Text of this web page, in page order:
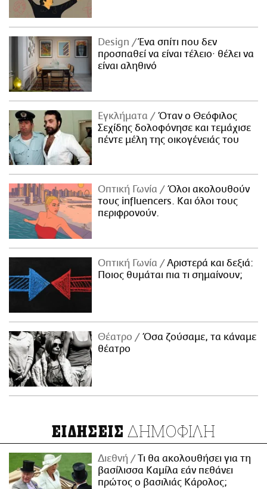
Design
Ένα σπίτι που δεν
προσπαθεί να είναι τέλειο· θέλει να
είναι αληθινό
Εγκλήματα
Όταν ο Θεόφιλος
Σεχίδης δολοφόνησε και τεμάχισε
πέντε μέλη της οικογένειάς του
Οπτική Γωνία
Όλοι ακολουθούν
τους influencers. Και όλοι τους
περιφρονούν.
Οπτική Γωνία
Αριστερά και δεξιά:
Ποιος θυμάται πια τι σημαίνουν;
Θέατρο
Όσα ζούσαμε, τα κάναμε
θέατρο
ΕΙΔΗΣΕΙΣ ΔΗΜΟΦΙΛΗ
Διεθνή
Τι θα ακολουθήσει για τη
βασίλισσα Καμίλα εάν πεθάνει
πρώτος ο βασιλιάς Κάρολος;